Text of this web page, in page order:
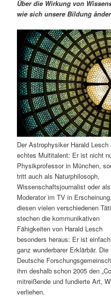
r
e
n
I
n
h
a
l
t
s
p
r
d
ä
r
e
n
I
n
h
a
l
t
s
n
a
a
t
i
o
n
Über die Wirkung von
wie sich unsere Bildung
Der Astrophysiker Harald
echtes Multitalent: Er ist nicht
Physikprofessor in München,
tritt auch als Naturphilosoph,
Wissenschaftsjournalist oder als
Moderator im TV in
diesen vielen verschiedenen
stechen die kommunikativen
Fähigkeiten von Harald Lesch
besonders heraus: Er ist
ganz wunderbarer Erklärbär. Die
Deutsche
ihm deshalb schon 2005 den
mitreißende und fundierte Art,
verliehen.